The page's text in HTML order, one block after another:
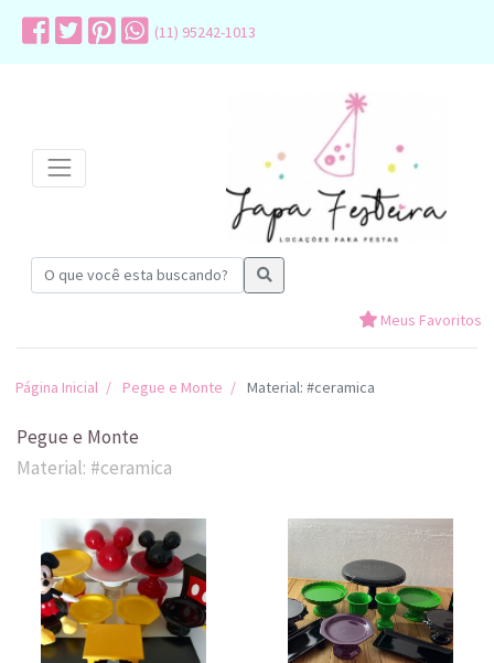
(11) 95242-1013
Meus Favoritos
Página Inicial Pegue e Monte Material: #ceramica
Pegue e Monte
Material: #ceramica